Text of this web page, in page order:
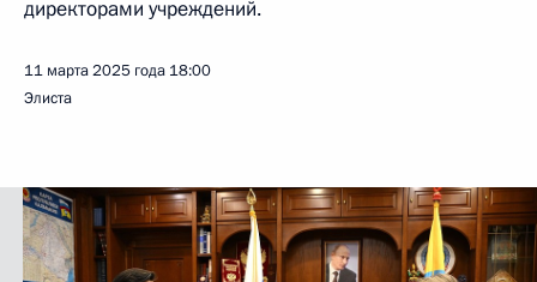
директорами учреждений.
11 марта 2025 года 18:00
Элиста